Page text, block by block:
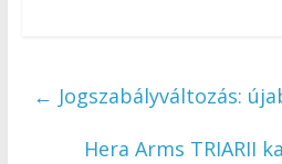
← Jogszabályváltozás:
Hera Arms TRIARII